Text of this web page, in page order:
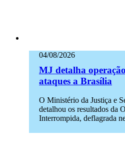
04/08/2026
MJ detalha
ataques a Brasília
O Ministério da Justiça e
detalhou os resultados da
Interrompida, deflagrada